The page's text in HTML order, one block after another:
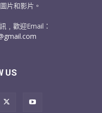
片和影片。
﹐歡迎Email：
US